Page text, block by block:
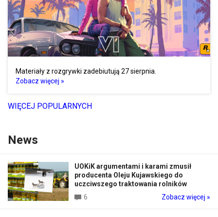
Materiały z rozgrywki zadebiutują 27 sierpnia.
Zobacz więcej »
WIĘCEJ POPULARNYCH
News
UOKiK argumentami i karami zmusił
producenta Oleju Kujawskiego do
uczciwszego traktowania rolników
6
Zobacz więcej »